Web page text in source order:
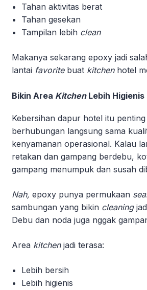
Tahan aktivitas berat
Tahan gesekan
Tampilan lebih clean
Makanya sekarang epoxy jadi
lantai favoritebuat kitchenhotel
Bikin Area KitchenLebih Higienis
Kebersihan dapur hotel itu penting
berhubungan langsung sama
kenyamanan operasional. Kalau
retakan dan gampang berdebu,
gampang menumpuk dan susah
Nah, epoxy punya permukaan
sambungan yang bikin cleaning
Debu dan noda juga nggak
Area kitchenjadi terasa:
Lebih bersih
Lebih higienis